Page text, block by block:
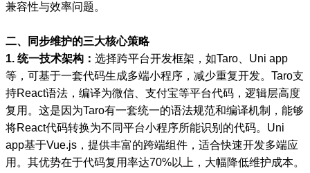
兼容性与效率问题。
二、同步维护的三大核心策略
1. 统一技术架构： 选择跨平台开发框架，如Taro、Uni app
等，可基于一套代码生成多端小程序，减少重复开发。Taro支
持React语法，编译为微信、支付宝等平台代码，逻辑层高度
复用。这是因为Taro有一套统一的语法规范和编译机制，能够
将React代码转换为不同平台小程序所能识别的代码。Uni
app基于Vue.js，提供丰富的跨端组件，适合快速开发多端应
用。其优势在于代码复用率达70%以上，大幅降低维护成本。